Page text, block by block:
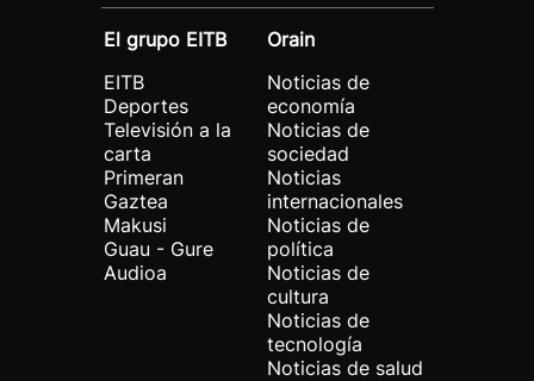
El grupo EITB
EITB
Deportes
Televisión a la
carta
Primeran
Gaztea
Makusi
Guau - Gure
Audioa
Orain
Noticias de
economía
Noticias de
sociedad
Noticias
internacionales
Noticias de
política
Noticias de
cultura
Noticias de
tecnología
Noticias de salud